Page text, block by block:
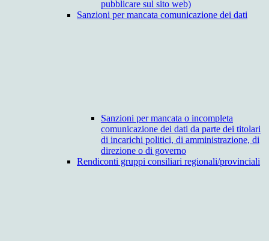
pubblicare sul sito web)
Sanzioni per mancata comunicazione dei dati
Sanzioni per mancata o incompleta
comunicazione dei dati da parte dei titolari
di incarichi politici, di amministrazione, di
direzione o di governo
Rendiconti gruppi consiliari regionali/provinciali